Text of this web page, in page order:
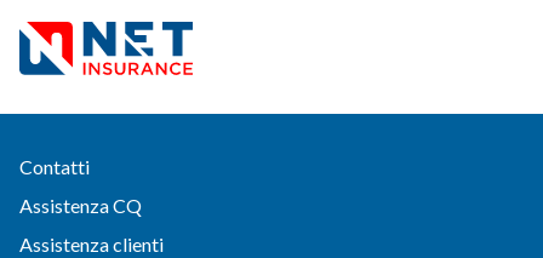
Contatti
Assistenza CQ
Assistenza clienti